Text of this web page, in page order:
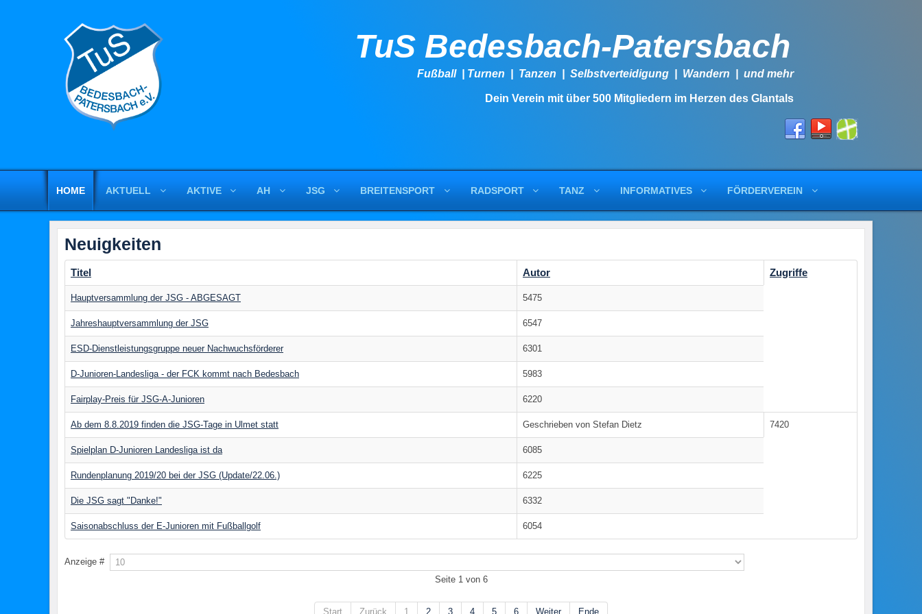
TuS Bedesbach-Patersbach
Fußball | Turnen | Tanzen | Selbstverteidigung | Wandern | und mehr
Dein Verein mit über 500 Mitgliedern im Herzen des Glantals
HOME AKTUELL AKTIVE AH JSG BREITENSPORT RADSPORT TANZ INFORMATIVES FÖRDERVEREIN
Neuigkeiten
Titel Autor Zugriffe
Hauptversammlung der JSG - ABGESAGT 5475
Jahreshauptversammlung der JSG 6547
ESD-Dienstleistungsgruppe neuer Nachwuchsförderer 6301
D-Junioren-Landesliga - der FCK kommt nach Bedesbach 5983
Fairplay-Preis für JSG-A-Junioren 6220
Ab dem 8.8.2019 finden die JSG-Tage in Ulmet statt Geschrieben von Stefan Dietz 7420
Spielplan D-Junioren Landesliga ist da 6085
Rundenplanung 2019/20 bei der JSG (Update/22.06.) 6225
Die JSG sagt "Danke!" 6332
Saisonabschluss der E-Junioren mit Fußballgolf 6054
Anzeige #
Seite 1 von 6
Start Zurück 1 2 3 4 5 6 Weiter Ende